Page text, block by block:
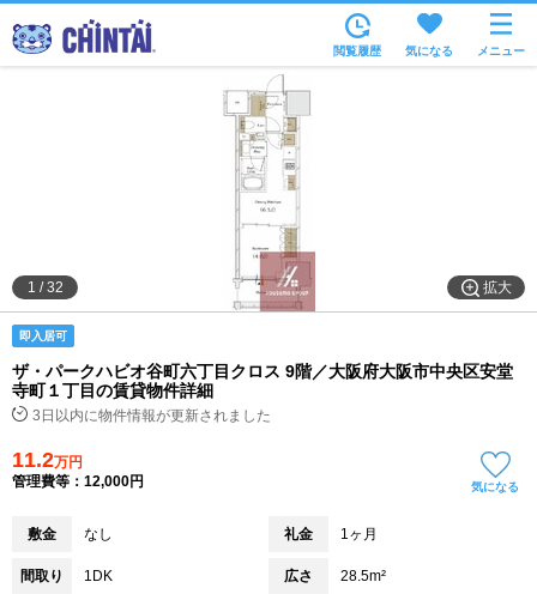
沿線・駅から
住所から
家賃相場から
通勤通学時間から
物件特集から
不動産会社から
閲覧履歴 気になる メニュー
拡大
1 /32
即入居可
ザ・パークハビオ谷町六丁目クロス 9階／大阪府大阪市中央区安堂
寺町１丁目の賃貸物件詳細
3日以内に物件情報が更新されました
11.2万円
管理費等：12,000円
気になる
敷金 なし 礼金 1ヶ月
間取り 1DK 広さ 28.5m²